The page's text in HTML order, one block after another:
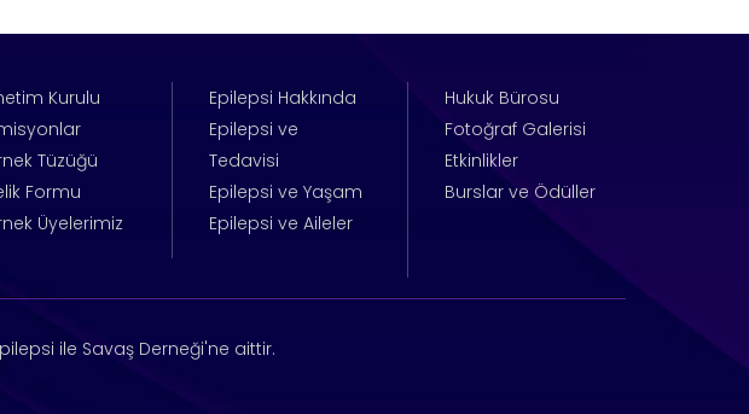
Kurulu
Tüzüğü
Formu
Üyelerimiz
Epilepsi Hakkında
Epilepsi ve
Tedavisi
Epilepsi ve Yaşam
Epilepsi ve Aileler
Hukuk Bürosu
Fotoğraf Galerisi
Etkinlikler
Burslar ve Ödüller
ile Savaş Derneği'ne aittir.